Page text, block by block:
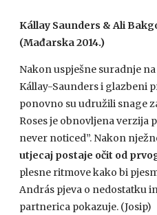
Kállay Saunders & Ali
(Mađarska 2014.)
Nakon uspješne suradnje
Kállay-Saunders i glazbeni
ponovno su udružili snage
Roses je obnovljena verzija
never noticed”. Nakon
utjecaj postaje očit od
plesne ritmove kako bi
András pjeva o nedostatku
partnerica pokazuje. (Josip)